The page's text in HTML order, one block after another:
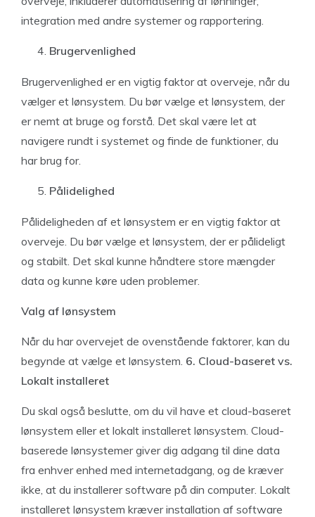
integration med andre systemer og rapportering.
Brugervenlighed
Brugervenlighed er en vigtig faktor at overveje, når du
vælger et lønsystem. Du bør vælge et lønsystem, der
er nemt at bruge og forstå. Det skal være let at
navigere rundt i systemet og finde de funktioner, du
har brug for.
Pålidelighed
Pålideligheden af et lønsystem er en vigtig faktor at
overveje. Du bør vælge et lønsystem, der er pålideligt
og stabilt. Det skal kunne håndtere store mængder
data og kunne køre uden problemer.
Valg af lønsystem
Når du har overvejet de ovenstående faktorer, kan du
begynde at vælge et lønsystem. 6. Cloud-baseret vs.
Lokalt installeret
Du skal også beslutte, om du vil have et cloud-baseret
lønsystem eller et lokalt installeret lønsystem. Cloud-
baserede lønsystemer giver dig adgang til dine data
fra enhver enhed med internetadgang, og de kræver
ikke, at du installerer software på din computer. Lokalt
installeret lønsystem kræver installation af software